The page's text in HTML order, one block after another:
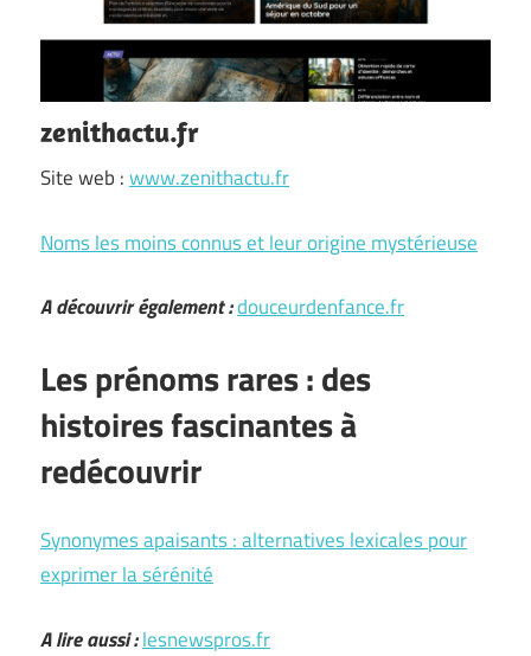
zenithactu.fr
Site web :www.zenithactu.fr
Noms les moins connus et leur origine mystérieuse
A découvrir également :douceurdenfance.fr
Les prénoms rares : des
histoires fascinantes à
redécouvrir
Synonymes apaisants : alternatives lexicales pour
exprimer la sérénité
A lire aussi :lesnewspros.fr